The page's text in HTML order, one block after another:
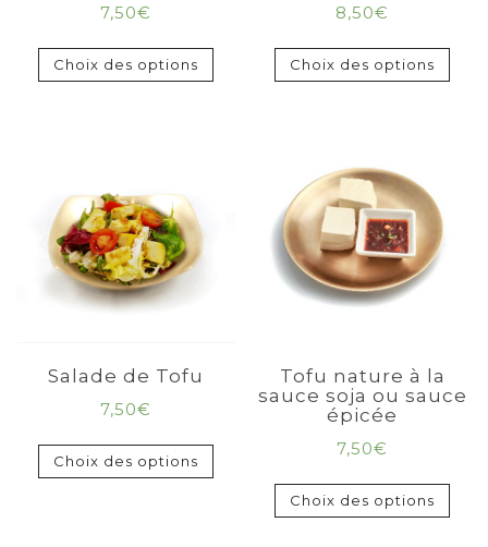
7,50€
Choix des options
8,50€
Choix des options
Salade de Tofu
7,50€
Choix des options
Tofu nature à la
sauce soja ou sauce
épicée
7,50€
Choix des options